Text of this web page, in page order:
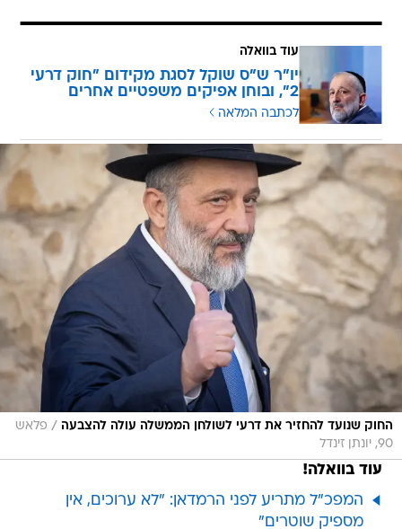
2", ובוחן אפיקים משפטיים אחרים
לכתבה המלאה
החוק שנועד להחזיר את דרעי לשולחן הממשלה עולה להצבעה
פלאש
עוד בוואלה!
המפכ"ל מתריע לפני הרמדאן: "לא ערוכים, אין
מספיק שוטרים"
מהומה בדיון לאישור הוצאות לזוג נתניהו: "רצים כמו
עכברים"